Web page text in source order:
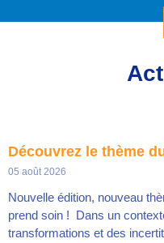
Découvrez le thème
05 août 2026
Nouvelle édition, nouveau
prend soin ! Dans un
transformations et des